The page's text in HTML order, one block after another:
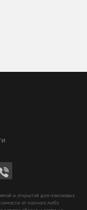
и открытой для поисковых
от полного либо